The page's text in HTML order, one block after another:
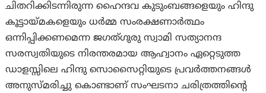
ചിതറിക്കിടന്നിരുന്ന ഹൈന്ദവ കുടുംബങ്ങളെയും ഹിന്ദു
കൂട്ടായ്മകളെയും ധർമ്മ സംരക്ഷണാർത്ഥം
ഒന്നിപ്പിക്കണമെന്ന ജഗത്ഗുരു സ്വാമി സത്യാനന്ദ
സരസ്വതിയുടെ നിരന്തരമായ ആഹ്വാനം ഏറ്റെടുത്ത
ഡാളസ്സിലെ ഹിന്ദു സൊസൈറ്റിയുടെ പ്രവർത്തനങ്ങൾ
അനുസ്മരിച്ചു കൊണ്ടാണ് സംഘടനാ ചരിത്രത്തിന്റെ